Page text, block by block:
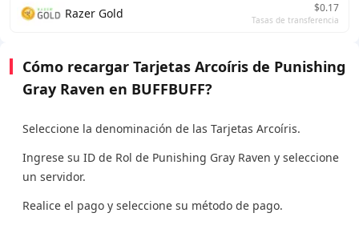
Razer Gold $0.17
Tasas de transferencia
Cómo recargar Tarjetas Arcoíris de Punishing
Gray Raven en BUFFBUFF?
Seleccione la denominación de las Tarjetas Arcoíris.
Ingrese su ID de Rol de Punishing Gray Raven y seleccione
un servidor.
Realice el pago y seleccione su método de pago.